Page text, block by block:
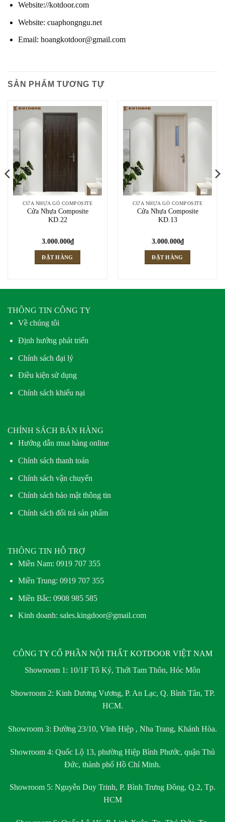
Website://kotdoor.com
Website: cuaphongngu.net
Email: hoangkotdoor@gmail.com
SẢN PHẨM TƯƠNG TỰ
CỬA NHỰA GỖ COMPOSITE
Cửa Nhựa Composite
KD.22
3.000.000₫
ĐẶT HÀNG
CỬA NHỰA GỖ COMPOSITE
Cửa Nhựa Composite
KD.13
3.000.000₫
ĐẶT HÀNG
THÔNG TIN CÔNG TY
Về chúng tôi
Định hướng phát triển
Chính sách đại lý
Điều kiện sử dụng
Chính sách khiếu nại
CHÍNH SÁCH BÁN HÀNG
Hướng dẫn mua hàng online
Chính sách thanh toán
Chính sách vận chuyển
Chính sách bảo mật thông tin
Chính sách đổi trả sản phẩm
THÔNG TIN HỖ TRỢ
Miền Nam: 0919 707 355
Miền Trung: 0919 707 355
Miền Bắc: 0908 985 585
Kinh doanh: sales.kingdoor@gmail.com
CÔNG TY CỔ PHẦN NỘI THẤT KOTDOOR VIỆT NAM
Showroom 1: 10/1F Tô Ký, Thới Tam Thôn, Hóc Môn
Showroom 2: Kinh Dương Vương, P. An Lạc, Q. Bình Tân, TP.
HCM.
Showroom 3: Đường 23/10, Vĩnh Hiệp , Nha Trang, Khánh Hòa.
Showroom 4: Quốc Lộ 13, phường Hiệp Bình Phước, quận Thủ
Đức, thành phố Hồ Chí Minh.
Showroom 5: Nguyễn Duy Trinh, P. Bình Trưng Đông, Q.2, Tp.
HCM